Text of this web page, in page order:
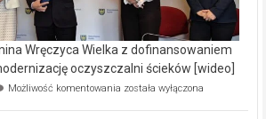
Wręczyca Wielka z dofinansowaniem
oczyszczalni ścieków [wideo]
Możliwość komentowania Ekologiczne
została wyłączona